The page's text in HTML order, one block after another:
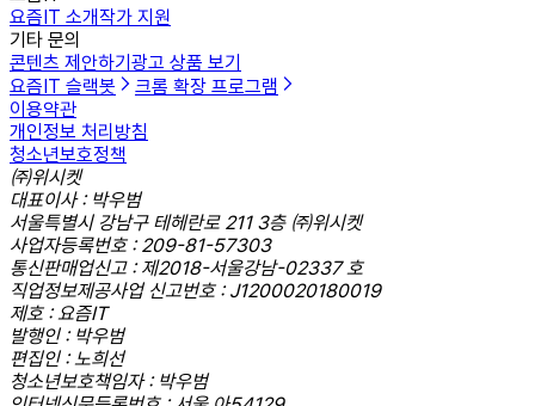
요즘IT 소개작가 지원
기타 문의
콘텐츠 제안하기 광고 상품 보기
요즘IT 슬랙봇
크롬 확장 프로그램
이용약관
개인정보 처리방침
청소년보호정책
㈜위시켓
대표이사 : 박우범
서울특별시 강남구 테헤란로 211 3층 ㈜위시켓
사업자등록번호 : 209-81-57303
통신판매업신고 : 제2018-서울강남-02337 호
직업정보제공사업 신고번호 : J1200020180019
제호 : 요즘IT
발행인 : 박우범
편집인 : 노희선
청소년보호책임자 : 박우범